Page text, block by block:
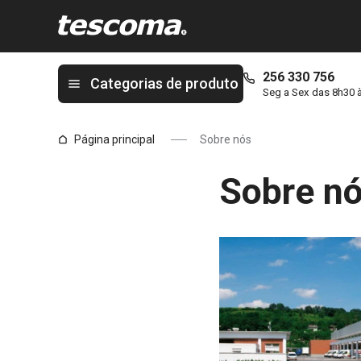
Categorias de produto 256 330 756
Seg a Sex das 8h30
Página principal Sobre nós
Sobre